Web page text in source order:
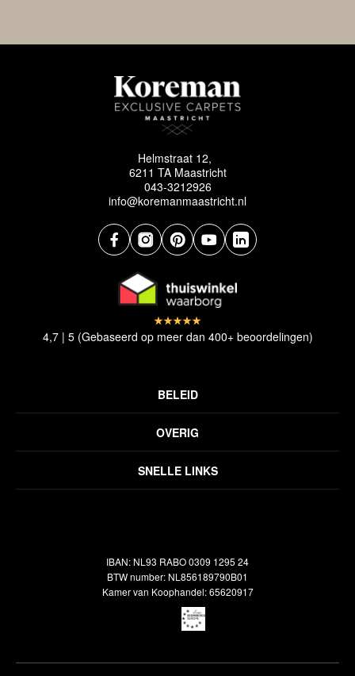
Helmstraat 12,
6211 TA Maastricht
043-3212926
info@koremanmaastricht.nl
SNELLE LINKS
OVERIG
Veelgestelde vragen
BELEID
Verzendbeleid
4,7 | 5 (Gebaseerd op meer dan 400+ beoordelingen)
IBAN: NL93 RABO 0309 1295 24
BTW number: NL856189790B01
Kamer van Koophandel: 65620917